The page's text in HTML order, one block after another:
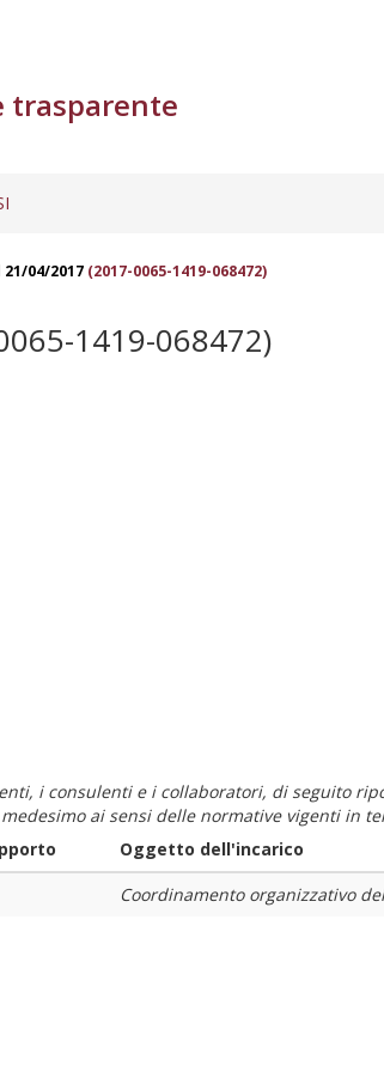
trasparente
04/2017 (2017-0065-1419-068472)
1419-068472)
i consulenti e i collaboratori, di seguito
ai sensi delle normative vigenti in
Oggetto dell'incarico
Coordinamento organizzativo